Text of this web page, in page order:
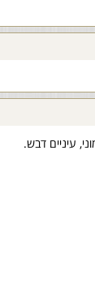
עיניים דבש.